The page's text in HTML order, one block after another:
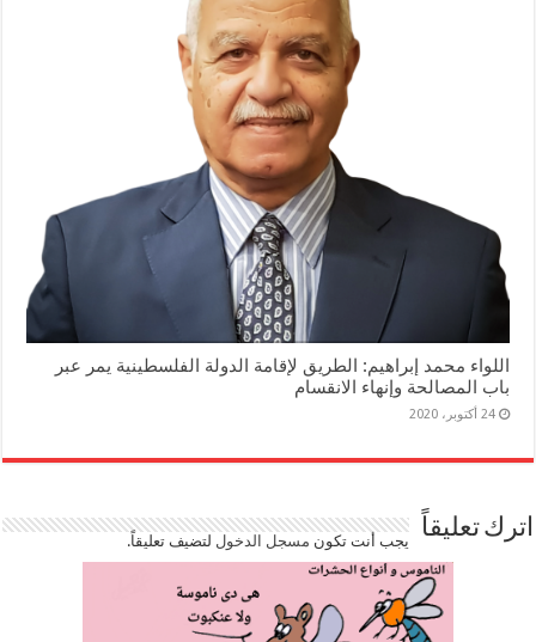
اللواء محمد إبراهيم: الطريق لإقامة الدولة الفلسطينية يمر عبر
باب المصالحة وإنهاء الانقسام
24 أكتوبر، 2020
اترك تعليقاً يجب أنت تكون مسجل الدخوللتضيف تعليقاً.